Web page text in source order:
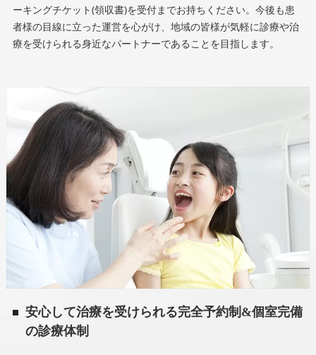
ーキングチケット(領収書)を受付までお持ちください。今後も患
者様の目線に立った運営を心がけ、地域の皆様が気軽に診療や治
療を受けられる身近なパートナーであることを目指します。
安心して治療を受けられる完全予約制&個室完備
の診療体制